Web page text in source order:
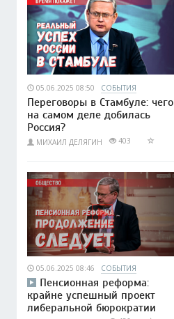
05.06.2025 08:50 СОБЫТИЯ
Переговоры в Стамбуле: чего
на самом деле добилась
Россия?
МИХАИЛ ДЕЛЯГИН 403
05.06.2025 08:46 СОБЫТИЯ
Пенсионная реформа:
крайне успешный проект
либеральной бюрократии